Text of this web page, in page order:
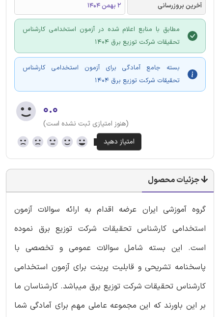
آخرین بروزرسانی
2 بهمن 1404
مطابق با منابع اعلام شده در آزمون استخدامی کارشناس
تحقیقات شرکت توزیع برق 1404
بسته جامع آمادگی برای آزمون استخدامی کارشناس
تحقیقات شرکت توزیع برق 1404
۰.۰
(هنوز امتیازی ثبت نشده است)
جزئیات محصول
گروه آموزشی ایران عرضه اقدام به ارائه سوالات آزمون
استخدامی کارشناس تحقیقات شرکت توزیع برق نموده
است. این بسته شامل سوالات عمومی و تخصصی با
پاسخنامه تشریحی و قابلیت پرینت برای آزمون استخدامی
کارشناس تحقیقات شرکت توزیع برق میباشد. کارشناسان ما
بر این باورند که این مجموعه عاملی مهم برای آمادگی شما